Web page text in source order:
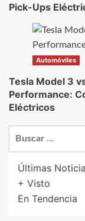
Pick-Ups
Automóviles
Tesla Model 3
Performance:
Eléctricos
Últimas
+ Visto
En Tendencia